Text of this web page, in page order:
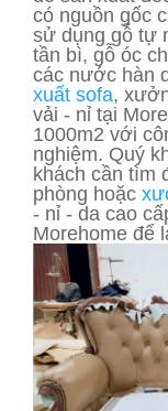
có nguồn gốc
sử dụng gỗ tự
tần bì, gỗ óc
các nước hàn
xuất sofa,
vải - nỉ tại
1000m2 với
nghiệm. Quý
khách cần tìm
phòng hoặc
- nỉ - da cao
Morehome để